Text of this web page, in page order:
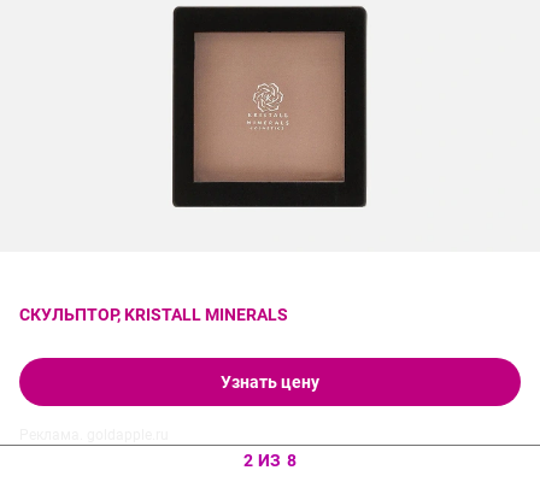
СКУЛЬПТОР, KRISTALL MINERALS
Узнать цену
2 ИЗ 8